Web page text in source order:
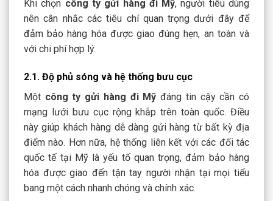
Khi chọn công ty gửi hàng đi Mỹ, người tiêu dùng
nên cân nhắc các tiêu chí quan trọng dưới đây để
đảm bảo hàng hóa được giao đúng hẹn, an toàn và
với chi phí hợp lý.
2.1. Độ phủ sóng và hệ thống bưu cục
Một công ty gửi hàng đi Mỹ đáng tin cậy cần có
mạng lưới bưu cục rộng khắp trên toàn quốc. Điều
này giúp khách hàng dễ dàng gửi hàng từ bất kỳ địa
điểm nào. Hơn nữa, hệ thống liên kết với các đối tác
quốc tế tại Mỹ là yếu tố quan trọng, đảm bảo hàng
hóa được giao đến tận tay người nhận tại mọi tiểu
bang một cách nhanh chóng và chính xác.